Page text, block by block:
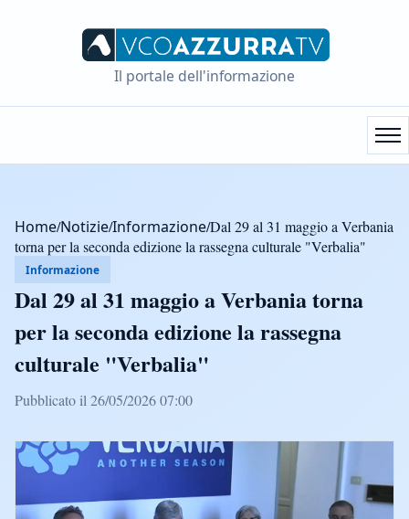
Il portale dell'informazione
Home/Notizie/Informazione/Dal 29 al 31 maggio a Verbania
torna per la seconda edizione la rassegna culturale "Verbalia"
Informazione
Dal 29 al 31 maggio a Verbania torna
per la seconda edizione la rassegna
culturale "Verbalia"
Pubblicato il 26/05/2026 07:00